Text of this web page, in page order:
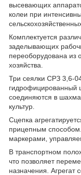
высевающих
колеи при
Комплектуется
заделывающих
переоборудована из
хозяйства.
Три сеялки СРЗ 3,6-
гидрофицированный
соединяются в
культур.
Сцепка
прицепным
маркерами,
В транспортном
что позволяет
назначения.